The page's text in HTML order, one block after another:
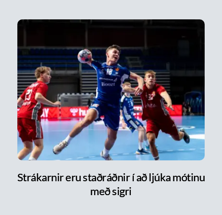
Strákarnir eru staðráðnir í að ljúka mótinu
með sigri